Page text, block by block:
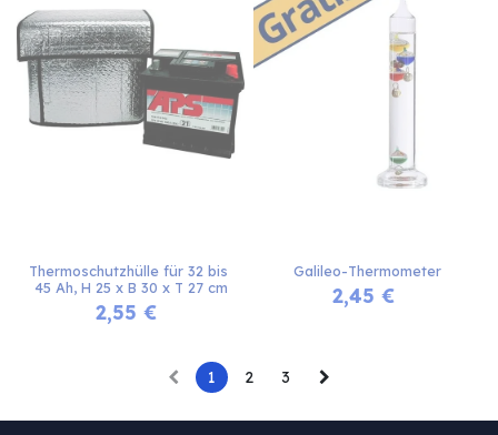
Thermoschutzhülle für 32 bis
45 Ah, H 25 x B 30 x T 27 cm
2,55 €
Galileo-Thermometer
2,45 €
1 2 3